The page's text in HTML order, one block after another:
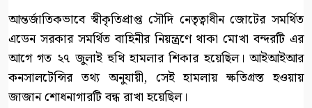
আন্তর্জাতিকভাবে স্বীকৃতিপ্রাপ্ত সৌদি নেতৃত্বাধীন জোটের সমর্থিত
এডেন সরকার সমর্থিত বাহিনীর নিয়ন্ত্রণে থাকা মোখা বন্দরটি এর
আগে গত ২৭ জুলাই হুথি হামলার শিকার হয়েছিল। আইআইআর
কনসালটেন্সির তথ্য অনুযায়ী, সেই হামলায় ক্ষতিগ্রস্ত হওয়ায়
জাজান শোধনাগারটি বন্ধ রাখা হয়েছিল।